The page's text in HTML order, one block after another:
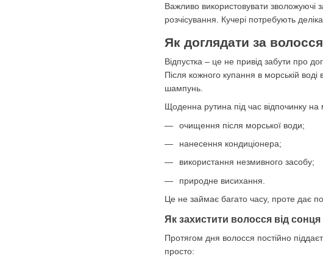
Важливо використовувати зволожуючі
розчісування. Кучері потребують
Як доглядати за
Відпустка – це не привід забути про
Після кожного купання в морській
шампунь.
Щоденна рутина під час відпочинку на
очищення після морської води;
нанесення кондиціонера;
використання незмивного засобу;
природне висихання.
Це не займає багато часу, проте дає
Як захистити волосся від
Протягом дня волосся постійно
просто: